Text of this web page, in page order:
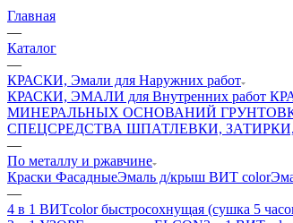
Главная
—
Каталог
—
КРАСКИ, Эмали для Наружних работ
КРАСКИ, ЭМАЛИ для Внутренних работ
МИНЕРАЛЬНЫХ ОСНОВАНИЙ
СПЕЦСРЕДСТВА ШПАТЛЕВКИ,
—
По металлу и ржавчине
Краски ФасадныеЭмаль д/крыш ВИТ color
—
4 в 1 ВИТcolor быстросохнущая (сушка 5